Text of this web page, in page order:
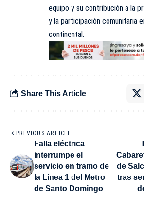
equipo y su contribución a la
y la participación comunitaria
continental.
Share This Article
PREVIOUS ARTICLE
Falla eléctrica
interrumpe el
servicio en tramo de
la Línea 1 del Metro
de Santo Domingo
de
tras